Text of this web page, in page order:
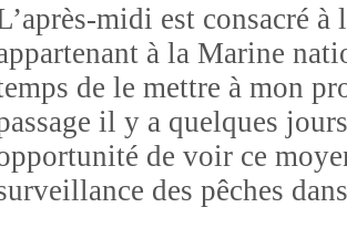
midi est consacré
à la Marine
de le mettre à mon
il y a quelques
de voir ce
des pêches